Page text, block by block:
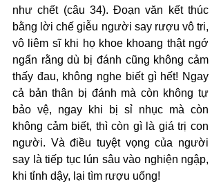
như chết (câu 34). Đoạn văn kết thúc
bằng lời chế giễu người say rượu vô tri,
vô liêm sĩ khi họ khoe khoang thật ngớ
ngẩn rằng dù bị đánh cũng không cảm
thấy đau, không nghe biết gì hết! Ngay
cả bản thân bị đánh mà còn không tự
bảo vệ, ngay khi bị sỉ nhục mà còn
không cảm biết, thì còn gì là giá trị con
người. Và điều tuyệt vọng của người
say là tiếp tục lún sâu vào nghiện ngập,
khi tỉnh dậy, lại tìm rượu uống!